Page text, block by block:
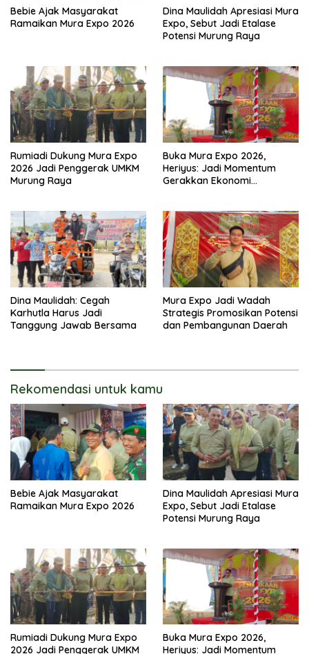
Bebie Ajak Masyarakat
Ramaikan Mura Expo 2026
Dina Maulidah Apresiasi Mura
Expo, Sebut Jadi Etalase
Potensi Murung Raya
Rumiadi Dukung Mura Expo
2026 Jadi Penggerak UMKM
Murung Raya
Buka Mura Expo 2026,
Heriyus: Jadi Momentum
Gerakkan Ekonomi
Dina Maulidah: Cegah
Karhutla Harus Jadi
Tanggung Jawab Bersama
Mura Expo Jadi Wadah
Strategis Promosikan Potensi
dan Pembangunan Daerah
Rekomendasi untuk kamu
Bebie Ajak Masyarakat
Ramaikan Mura Expo 2026
Dina Maulidah Apresiasi Mura
Expo, Sebut Jadi Etalase
Potensi Murung Raya
Rumiadi Dukung Mura Expo
2026 Jadi Penggerak UMKM
Buka Mura Expo 2026,
Heriyus: Jadi Momentum